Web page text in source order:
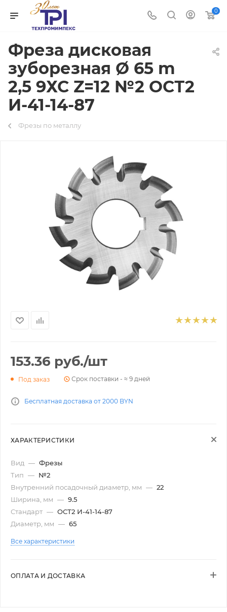
0
Фреза дисковая
зуборезная Ø 65 m
2,5 9ХС Z=12 №2 ОСТ2
И-41-14-87
Фрезы по металлу
153.36 руб./шт
Под заказ Срок поставки - ≈ 9 дней
Бесплатная доставка от 2000 BYN
ХАРАКТЕРИСТИКИ
Вид — Фрезы
Тип — №2
Внутренний посадочный диаметр, мм — 22
Ширина, мм — 9.5
Стандарт — ОСТ2 И-41-14-87
Диаметр, мм — 65
Все характеристики
ОПЛАТА И ДОСТАВКА